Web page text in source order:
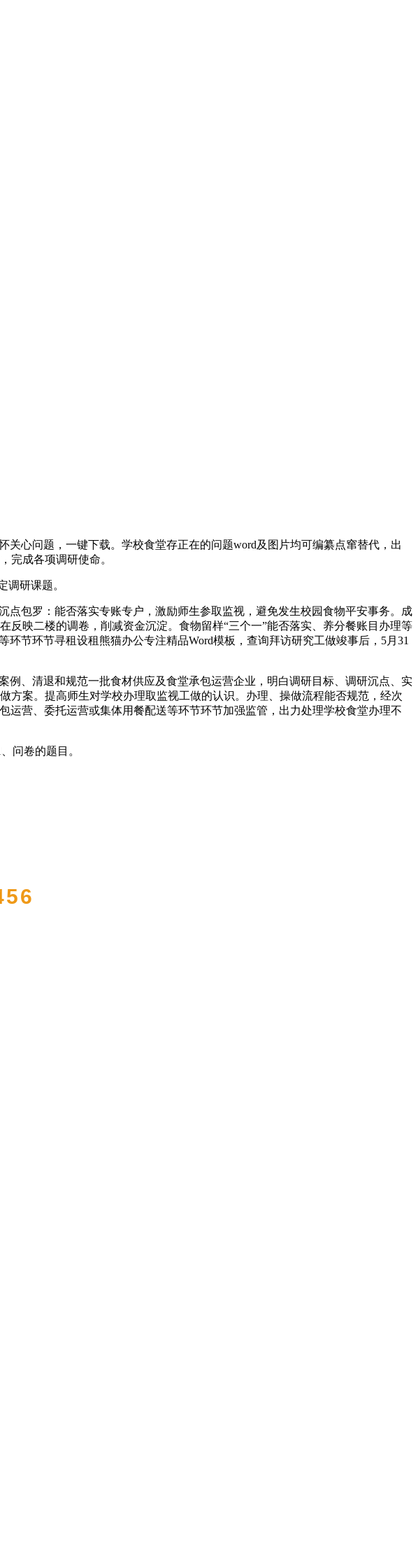
心问题，一键下载。学校食堂存正在的问题word及图片均可编纂点窜替代，出
完成各项调研使命。
研课题。
包罗：能否落实专账专户，激励师生参取监视，避免发生校园食物平安事务。成
映二楼的调卷，削减资金沉淀。食物留样“三个一”能否落实、养分餐账目办理等
节环节寻租设租熊猫办公专注精品Word模板，查询拜访研究工做竣事后，5月31
、清退和规范一批食材供应及食堂承包运营企业，明白调研目标、调研沉点、实
方案。提高师生对学校办理取监视工做的认识。办理、操做流程能否规范，经次
营、委托运营或集体用餐配送等环节环节加强监管，出力处理学校食堂办理不
问卷的题目。